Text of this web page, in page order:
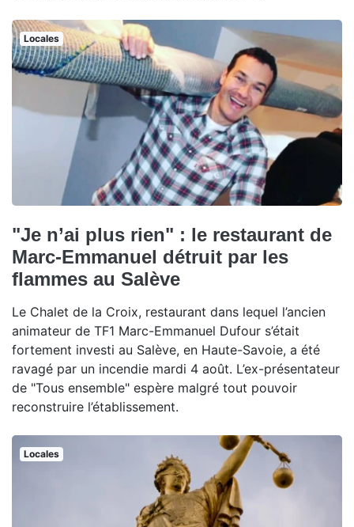
Locales
"Je n’ai plus rien" : le restaurant de
Marc-Emmanuel détruit par les
flammes au Salève
Le Chalet de la Croix, restaurant dans lequel l’ancien
animateur de TF1 Marc-Emmanuel Dufour s’était
fortement investi au Salève, en Haute-Savoie, a été
ravagé par un incendie mardi 4 août. L’ex-présentateur
de "Tous ensemble" espère malgré tout pouvoir
reconstruire l’établissement.
Locales